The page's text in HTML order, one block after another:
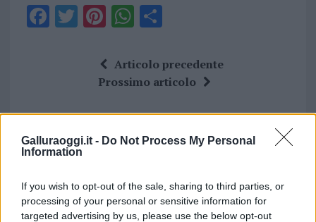
Galluraoggi.it - Do Not Process My Personal
Information
If you wish to opt-out of the sale, sharing to third parties, or
processing of your personal or sensitive information for
targeted advertising by us, please use the below opt-out
F
o
k
T
r
Pi
te
re
st
W
at
s
A
p
p
S
a
re
Articolo precedente
Prossimo articolo
NOTIZIE RECENTI
Incendi, a San Pasquale arriva il Campo Base:
l’inaugurazione